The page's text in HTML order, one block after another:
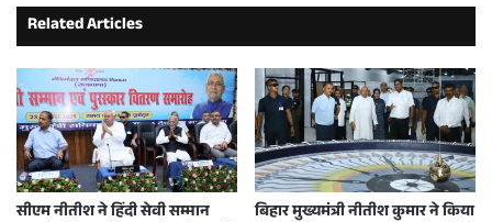
Related Articles
सीएम नीतीश ने हिंदी सेवी सम्मान बिहार मुख्यमंत्री नीतीश कुमार ने किया